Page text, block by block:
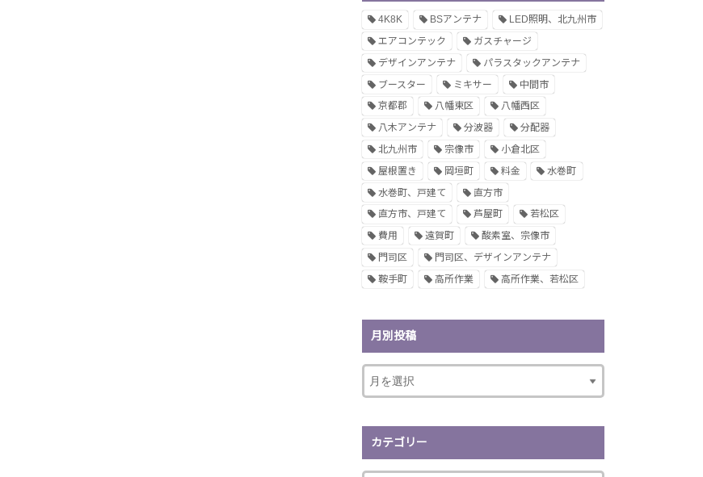
4K8K BSアンテナ
LED照明、北九州市
エアコンテック
ガスチャージ
デザインアンテナ
パラスタックアンテナ
ブースター
ミキサー
中間市
京都郡
八幡東区
八幡西区
八木アンテナ
分波器
分配器
北九州市
宗像市
小倉北区
屋根置き
岡垣町 料金
水巻町
水巻町、戸建て
直方市
直方市、戸建て
芦屋町
若松区
費用
遠賀町
酸素室、宗像市
門司区
門司区、デザインアンテナ
鞍手町
高所作業 高所作業、若松区
月別投稿
カテゴリー